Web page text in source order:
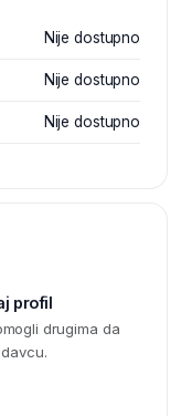
Nije dostupno
Nije dostupno
Nije dostupno
profil
drugima da